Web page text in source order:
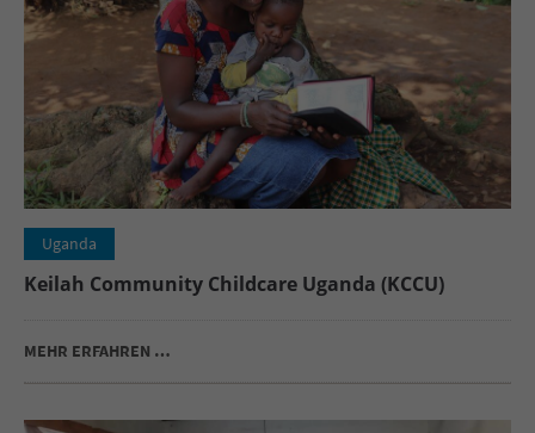
Uganda
Keilah Community Childcare Uganda (KCCU)
MEHR ERFAHREN …